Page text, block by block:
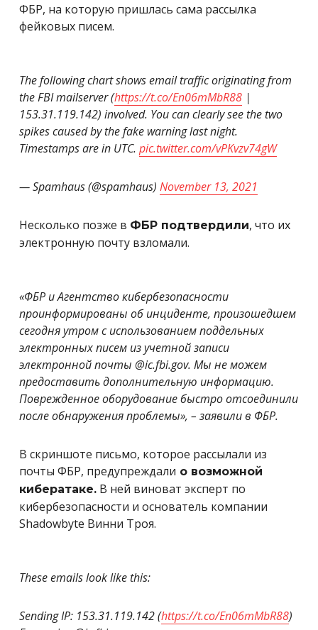
ФБР, на которую пришлась сама рассылка
фейковых писем.
The following chart shows email traffic originating from
the FBI mailserver (https://t.co/En06mMbR88 |
153.31.119.142) involved. You can clearly see the two
spikes caused by the fake warning last night.
Timestamps are in UTC. pic.twitter.com/vPKvzv74gW
— Spamhaus (@spamhaus) November 13, 2021
Несколько позже в ФБР подтвердили, что их
электронную почту взломали.
«ФБР и Агентство кибербезопасности
проинформированы об инциденте, произошедшем
сегодня утром с использованием поддельных
электронных писем из учетной записи
электронной почты @ic.fbi.gov. Мы не можем
предоставить дополнительную информацию.
Поврежденное оборудование быстро отсоединили
после обнаружения проблемы», – заявили в ФБР.
В скриншоте письмо, которое рассылали из
почты ФБР, предупреждали о возможной
кибератаке. В ней виноват эксперт по
кибербезопасности и основатель компании
Shadowbyte Винни Троя.
These emails look like this:
Sending IP: 153.31.119.142 (https://t.co/En06mMbR88)